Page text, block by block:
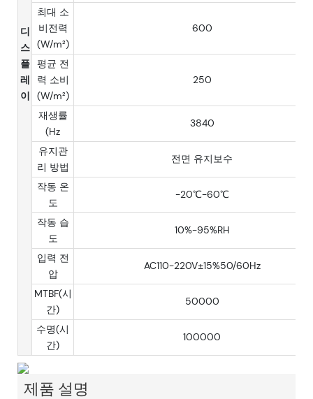
디
스
플
레
이
최대 소
비전력
(W/m²)
600
평균 전
력 소비
(W/m²)
250
재생률
(Hz
3840
유지관
리 방법
전면 유지보수
작동 온
도
-20℃-60℃
작동 습
도
10%-95%RH
입력 전
압
AC110-220V±15%50/60Hz
MTBF(시
간)
50000
수명(시
간)
100000
제품 설명